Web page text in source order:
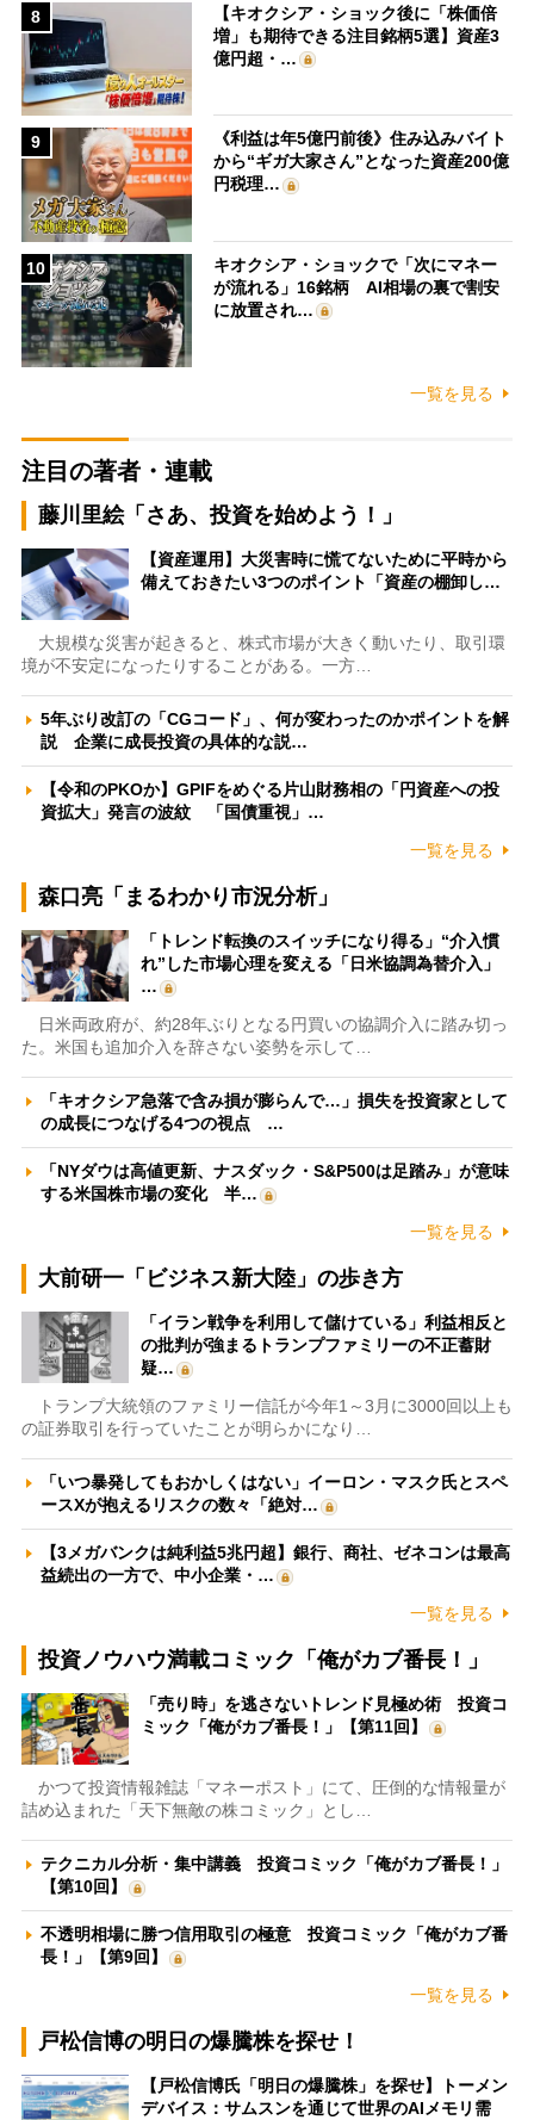
8
【キオクシア・ショック後に「株価倍
増」も期待できる注目銘柄5選】資産3
億円超・…
9
《利益は年5億円前後》住み込みバイト
から“ギガ大家さん”となった資産200億
円税理…
10
キオクシア・ショックで「次にマネー
が流れる」16銘柄 AI相場の裏で割安
に放置され…
一覧を見る
注目の著者・連載
藤川里絵「さあ、投資を始めよう！」
【資産運用】大災害時に慌てないために平時から
備えておきたい3つのポイント「資産の棚卸し…
大規模な災害が起きると、株式市場が大きく動いたり、取引環
境が不安定になったりすることがある。一方…
5年ぶり改訂の「CGコード」、何が変わったのかポイントを解
説 企業に成長投資の具体的な説…
【令和のPKOか】GPIFをめぐる片山財務相の「円資産への投
資拡大」発言の波紋 「国債重視」…
一覧を見る
森口亮「まるわかり市況分析」
「トレンド転換のスイッチになり得る」“介入慣
れ”した市場心理を変える「日米協調為替介入」
…
日米両政府が、約28年ぶりとなる円買いの協調介入に踏み切っ
た。米国も追加介入を辞さない姿勢を示して…
「キオクシア急落で含み損が膨らんで…」損失を投資家として
の成長につなげる4つの視点 …
「NYダウは高値更新、ナスダック・S&P500は足踏み」が意味
する米国株市場の変化 半…
一覧を見る
大前研一「ビジネス新大陸」の歩き方
「イラン戦争を利用して儲けている」利益相反と
の批判が強まるトランプファミリーの不正蓄財
疑…
トランプ大統領のファミリー信託が今年1～3月に3000回以上も
の証券取引を行っていたことが明らかになり…
「いつ暴発してもおかしくはない」イーロン・マスク氏とスペ
ースXが抱えるリスクの数々「絶対…
【3メガバンクは純利益5兆円超】銀行、商社、ゼネコンは最高
益続出の一方で、中小企業・…
一覧を見る
投資ノウハウ満載コミック「俺がカブ番長！」
「売り時」を逃さないトレンド見極め術 投資コ
ミック「俺がカブ番長！」【第11回】
かつて投資情報雑誌「マネーポスト」にて、圧倒的な情報量が
詰め込まれた「天下無敵の株コミック」とし…
テクニカル分析・集中講義 投資コミック「俺がカブ番長！」
【第10回】
不透明相場に勝つ信用取引の極意 投資コミック「俺がカブ番
長！」【第9回】
一覧を見る
戸松信博の明日の爆騰株を探せ！
【戸松信博氏「明日の爆騰株」を探せ】トーメン
デバイス：サムスンを通じて世界のAIメモリ需